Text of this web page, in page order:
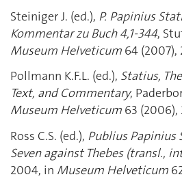
Steiniger J. (ed.), P. Papinius
Kommentar zu Buch 4,1-344,
Museum Helveticum 64 (2007),
Pollmann K.F.L. (ed.), Statius,
Text, and Commentary,
Museum Helveticum 63 (2006),
Ross C.S. (ed.), Publius Papinius
Seven against Thebes (transl.,
2004, in Museum Helveticum